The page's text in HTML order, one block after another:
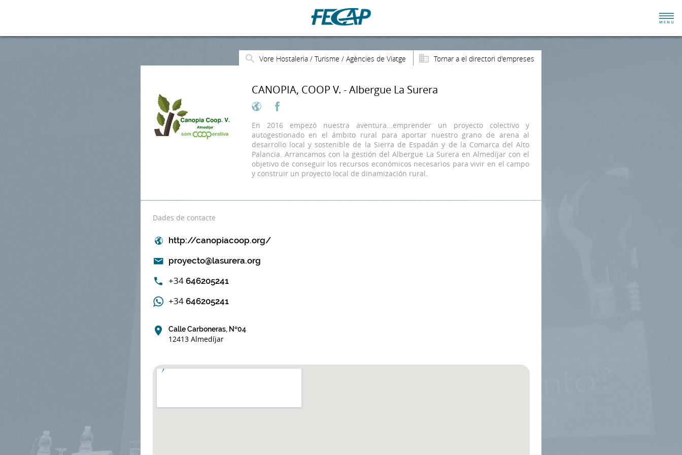
Tornar a el directori d'empreses
Vore Hostaleria / Turisme / Agències de Viatge
CANOPIA, COOP V. - Albergue La Surera
En 2016 empezó nuestra aventura...emprender un proyecto colectivo y
autogestionado en el ámbito rural para aportar nuestro grano de arena al
desarrollo local y sostenible de la Sierra de Espadán y de la Comarca del Alto
Palancia. Arrancamos con la gestión del Albergue La Surera en Almedíjar con el
objetivo de conseguir los recursos económicos necesarios para vivir en el campo
y construir un proyecto local de dinamización rural.
Dades de contacte
http://canopiacoop.org/
proyecto@lasurera.org
+34 646205241
+34 646205241
Calle Carboneras, Nº04
12413 Almedíjar